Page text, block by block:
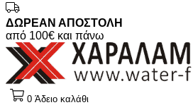
ΔΩΡΕΑΝ ΑΠΟΣΤΟΛΗ
από 100€ και πάνω
0 Άδειο καλάθι